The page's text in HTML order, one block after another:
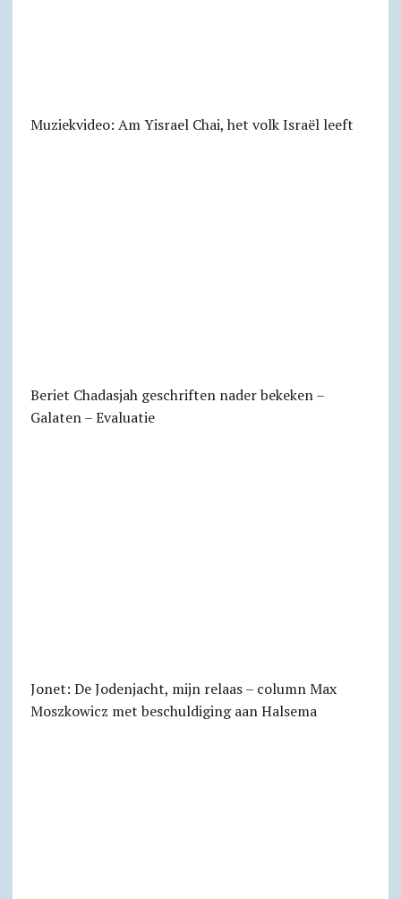
Muziekvideo: Am Yisrael Chai, het volk Israël leeft
Beriet Chadasjah geschriften nader bekeken –
Galaten – Evaluatie
Jonet: De Jodenjacht, mijn relaas – column Max
Moszkowicz met beschuldiging aan Halsema